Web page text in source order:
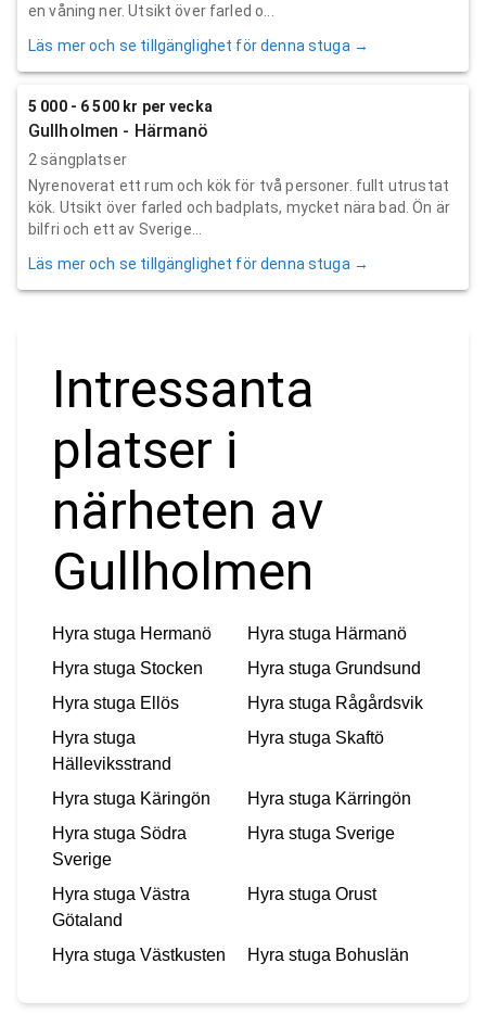
en våning ner. Utsikt över farled o...
Läs mer och se tillgänglighet för denna stuga →
5 000 - 6 500 kr per vecka
Gullholmen - Härmanö
2 sängplatser
Nyrenoverat ett rum och kök för två personer. fullt utrustat
kök. Utsikt över farled och badplats, mycket nära bad. Ön är
bilfri och ett av Sverige...
Läs mer och se tillgänglighet för denna stuga →
Intressanta
platser i
närheten av
Gullholmen
Hyra stuga Hermanö Hyra stuga Härmanö
Hyra stuga Stocken Hyra stuga Grundsund
Hyra stuga Ellös Hyra stuga Rågårdsvik
Hyra stuga
Hälleviksstrand
Hyra stuga Skaftö
Hyra stuga Käringön Hyra stuga Kärringön
Hyra stuga Södra
Sverige
Hyra stuga Sverige
Hyra stuga Västra
Götaland
Hyra stuga Orust
Hyra stuga Västkusten Hyra stuga Bohuslän